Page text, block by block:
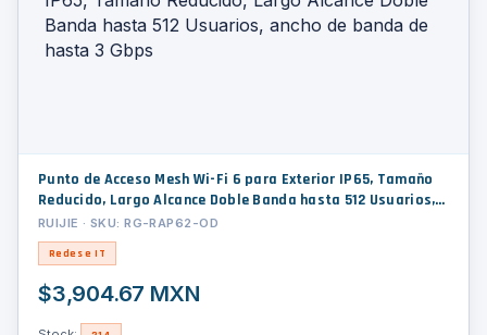
Punto de Acceso Mesh Wi-Fi 6 para Exterior IP65, Tamaño
Reducido, Largo Alcance Doble Banda hasta 512 Usuarios,
ancho de banda de hasta 3 Gbps
RUIJIE · SKU: RG-RAP62-OD
Redes e IT
$3,904.67 MXN